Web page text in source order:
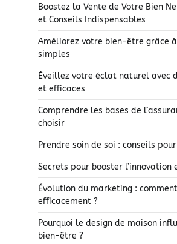
Boostez la Vente de Votre Bien
et Conseils Indispensables
Améliorez votre bien-être grâce
simples
Éveillez votre éclat naturel avec
et efficaces
Comprendre les bases de
choisir
Prendre soin de soi : conseils
Secrets pour booster l’innovation
Évolution du marketing :
efficacement ?
Pourquoi le design de maison
bien-être ?